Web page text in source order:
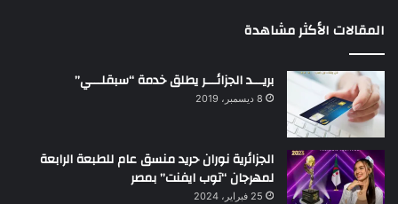
المقالات الأكثر مشاهدة
بريـــد الجزائـــر يطلق خدمة “سبقلـــي”
8 ديسمبر، 2019
الجزائرية نوران حريد منسق عام للطبعة الرابعة
لمهرجان “توب ايفنت” بمصر
25 فبراير، 2024